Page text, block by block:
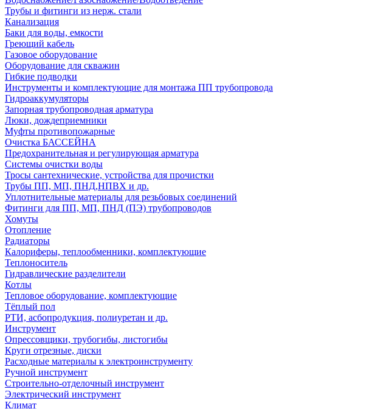
Трубы и фитинги из нерж. стали
Канализация
Баки для воды, емкости
Греющий кабель
Газовое оборудование
Оборудование для скважин
Гибкие подводки
Инструменты и комплектующие для монтажа ПП трубопровода
Гидроаккумуляторы
Запорная трубопроводная арматура
Люки, дождеприемники
Муфты противопожарные
Очистка БАССЕЙНА
Предохранительная и регулирующая арматура
Системы очистки воды
Тросы сантехнические, устройства для прочистки
Трубы ПП, МП, ПНД,НПВХ и др.
Уплотнительные материалы для резьбовых соединений
Фитинги для ПП, МП, ПНД (ПЭ) трубопроводов
Хомуты
Отопление
Радиаторы
Калориферы, теплообменники, комплектующие
Теплоноситель
Гидравлические разделители
Котлы
Тепловое оборудование, комплектующие
Тёплый пол
РТИ, асбопродукция, полиуретан и др.
Инструмент
Опрессовщики, трубогибы, листогибы
Круги отрезные, диски
Расходные материалы к электроинструменту
Ручной инструмент
Строительно-отделочный инструмент
Электрический инструмент
Климат